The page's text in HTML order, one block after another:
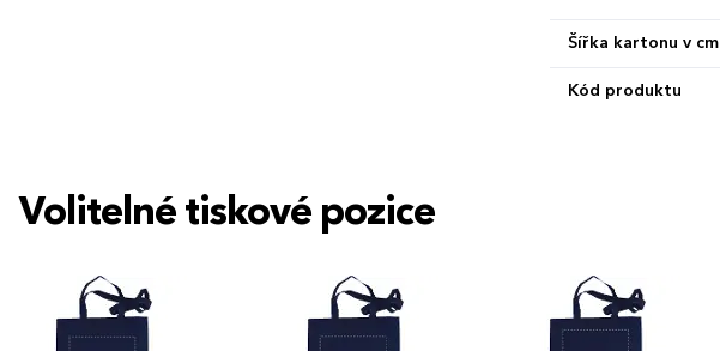
Šířka kartonu v cm
Kód produktu
Volitelné tiskové pozice